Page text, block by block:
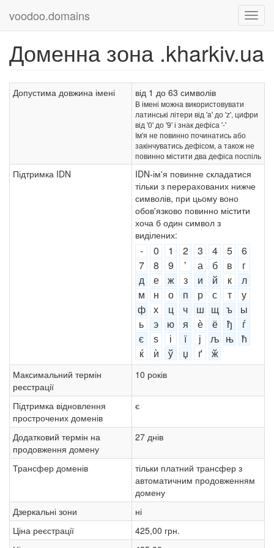
voodoo.domains
Доменна зона .kharkiv.ua
Допустима довжина імені від 1 до 63 символів
В імені можна використовувати
латинські літери від 'a' до 'z', цифри
від '0' до '9' і знак дефіса '-'
Ім'я не повинно починатись або
закінчуватись дефісом, а також не
повинно містити два дефіса поспіль
Підтримка IDN
IDN-ім'я повинне складатися
тільки з перерахованих нижче
символів, при цьому воно
обов'язково повинно містити
хоча б один символ з
виділених:
- 0 1 2 3 4 5
6
7
8 9 ʼ а б в
г
д
е ж з и й к
л
м
н о п р с т
у
ф х ц ч ш щ ъ
ы
ь
э ю я ѐ ё ђ
ѓ
є
ѕ і ї ј љ њ ћ
ќ
ѝ ў џ ґ ӂ
Максимальний термін
реєстрації
10 років
Підтримка відновлення
прострочених доменів
є
Додатковий термін на
продовження домену
27 днів
Трансфер доменів
тільки платний трансфер з
автоматичним продовженням
домену
Дзеркальні зони
ні
Ціна реєстрації
425,00 грн.